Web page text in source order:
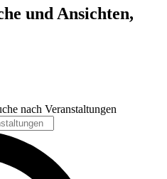
und Ansichten,
nach Veranstaltungen